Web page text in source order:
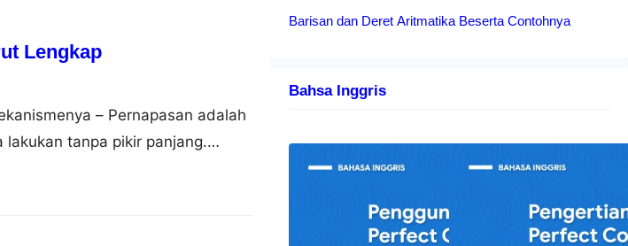
Lengkap
– Pernapasan adalah
tanpa pikir panjang.
dan pernapasan perut.
Barisan dan Deret Aritmatika Beserta Contohnya
Bahsa Inggris